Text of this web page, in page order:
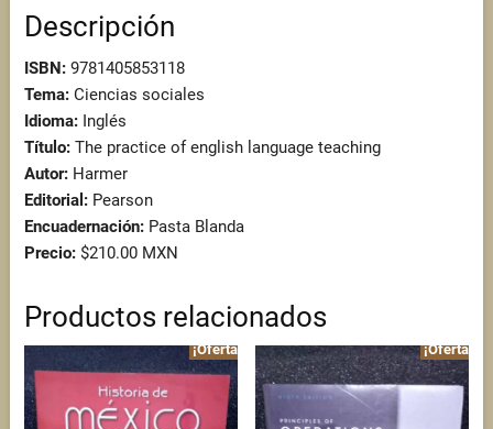
Descripción
ISBN:9781405853118
Tema:Ciencias sociales
Idioma:Inglés
Título:The practice of english language teaching
Autor:Harmer
Editorial:Pearson
Encuadernación:Pasta Blanda
Precio:$210.00 MXN
Productos relacionados
¡Oferta! ¡Oferta!